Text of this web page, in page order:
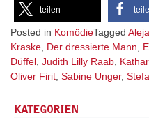
teilen
Posted in KomödieTagged
Kraske, Der dressierte Mann,
Düffel, Judith Lilly Raab,
Oliver Firit, Sabine Unger,
KATEGORIEN